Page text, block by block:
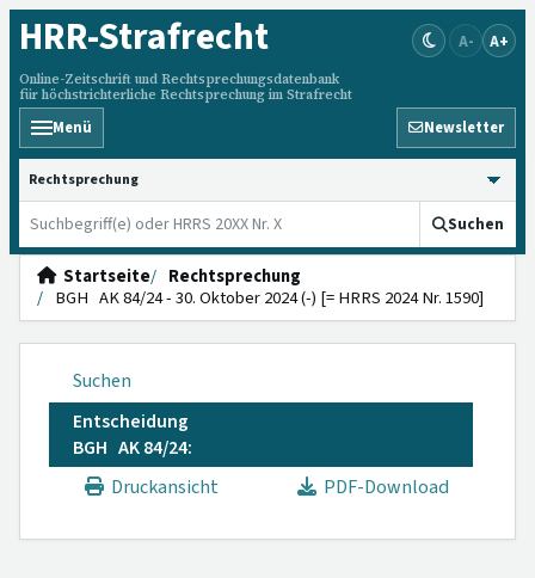
HRR-Strafrecht
Online-Zeitschrift und Rechtsprechungsdatenbank
für höchstrichterliche Rechtsprechung im Strafrecht
A- A+
Menü Newsletter
HRRS durchsuchen
Suchen
Startseite
Rechtsprechung
BGH AK 84/24 - 30. Oktober 2024 (-) [= HRRS 2024 Nr. 1590]
Suchen
Entscheidung
BGH AK 84/24:
Druckansicht
PDF-Download